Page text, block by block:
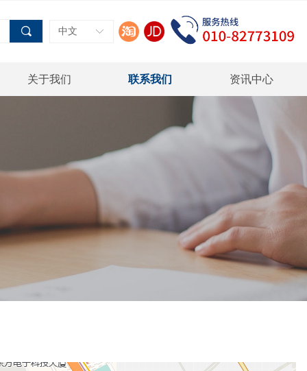
关于我们 联系我们 资讯中心
ꀅ
中文
끠